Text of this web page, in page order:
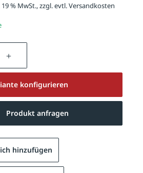
% MwSt., zzgl. evtl.Versandkosten
Gib den
konfigurieren
Produkt anfragen
hinzufügen